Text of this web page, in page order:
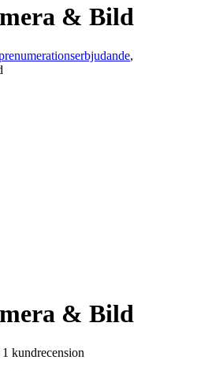
& Bild
,
& Bild
1 kundrecension